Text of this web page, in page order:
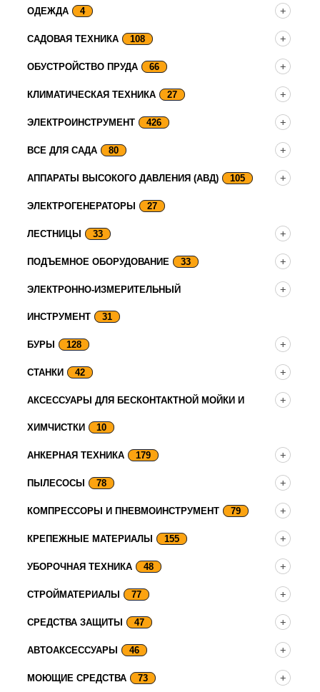
ОДЕЖДА 4
САДОВАЯ ТЕХНИКА 108
ОБУСТРОЙСТВО ПРУДА 66
КЛИМАТИЧЕСКАЯ ТЕХНИКА 27
ЭЛЕКТРОИНСТРУМЕНТ 426
ВСЕ ДЛЯ САДА 80
АППАРАТЫ ВЫСОКОГО ДАВЛЕНИЯ (АВД) 105
ЭЛЕКТРОГЕНЕРАТОРЫ 27
ЛЕСТНИЦЫ 33
ПОДЪЕМНОЕ ОБОРУДОВАНИЕ 33
ЭЛЕКТРОННО-ИЗМЕРИТЕЛЬНЫЙ
ИНСТРУМЕНТ 31
БУРЫ 128
СТАНКИ 42
АКСЕССУАРЫ ДЛЯ БЕСКОНТАКТНОЙ МОЙКИ И
ХИМЧИСТКИ 10
АНКЕРНАЯ ТЕХНИКА 179
ПЫЛЕСОСЫ 78
КОМПРЕССОРЫ И ПНЕВМОИНСТРУМЕНТ 79
КРЕПЕЖНЫЕ МАТЕРИАЛЫ 155
УБОРОЧНАЯ ТЕХНИКА 48
СТРОЙМАТЕРИАЛЫ 77
СРЕДСТВА ЗАЩИТЫ 47
АВТОАКСЕССУАРЫ 46
МОЮЩИЕ СРЕДСТВА 73